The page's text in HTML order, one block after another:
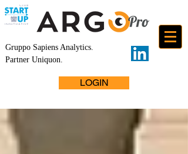
Gruppo Sapiens Analytics.
Partner Uniquon.
LOGIN